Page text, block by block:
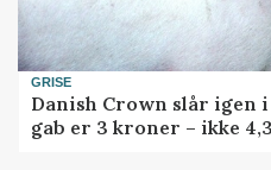
GRISE
Danish Crown slår igen
gab er 3 kroner – ikke